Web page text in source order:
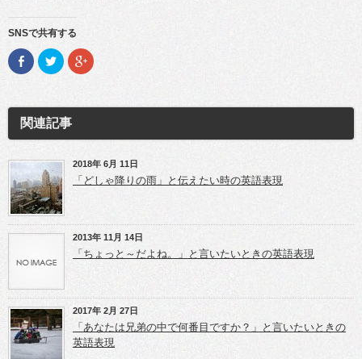
SNSで共有する
F
a
o
o
k
で
(新
し
い
ウ
ィ
ン
ド
ウ
き
ク
リ
て
T
w
i
e
r
で
共
有
(新
し
い
で
開
き
ま
す)
ク
リ
て
o
e
+
で
し
い
ウ
ィ
ン
開
き
ま
す)
関連記事
2018年 6月 11日
「どしゃ降りの雨」と伝えたい時の英語表現
2013年 11月 14日
「ちょっと～だよね。」と言いたいときの英語表現
2017年 2月 27日
「あなたは兄弟の中で何番目ですか？」と言いたいときの
英語表現